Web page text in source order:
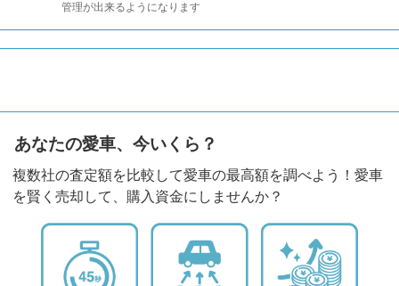
管理が出来るようになります
あなたの愛車、今いくら？
複数社の査定額を比較して愛車の最高額を調べよう！愛車
を賢く売却して、購入資金にしませんか？